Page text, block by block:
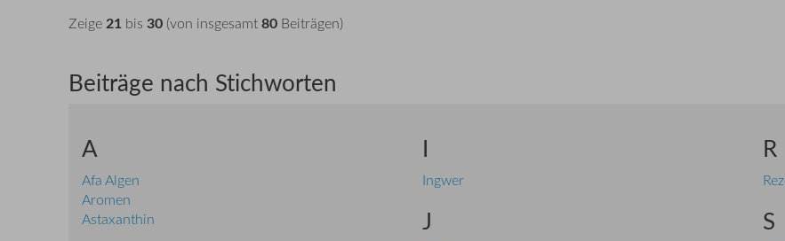
Zeige21 bis 30 (von insgesamt80 Beiträgen)
Beiträge nach Stichworten
A
Afa Algen
Aromen
Astaxanthin
I
Ingwer
J
R
S